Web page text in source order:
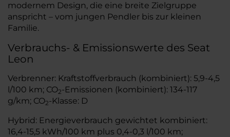
modernem Design, die eine breite Zielgruppe
anspricht – vom jungen Pendler bis zur kleinen
Familie.
Verbrauchs- & Emissionswerte des Seat
Leon
Verbrenner: Kraftstoffverbrauch (kombiniert): 5,9-4,5
l/100 km; CO2-Emissionen (kombiniert): 134-117
g/km; CO2-Klasse: D
Hybrid: Energieverbrauch gewichtet kombiniert:
16,4-15,5 kWh/100 km plus 0,4-0,3 l/100 km;